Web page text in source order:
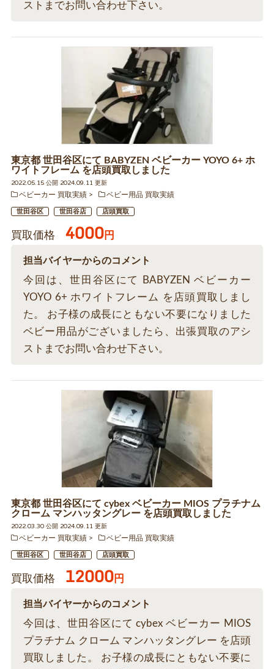
ストまでお問い合わせ下さい。
東京都 世田谷区にて BABYZEN ベビーカー YOYO 6+ ホ
ワイトフレーム を店頭買取しました
2022.05.15 公開 2024.09.11 更新
ベビーカー 買取実績
ベビー用品 買取実績
世田谷区 世田谷店 店頭買取
買取価格 4000円
担当バイヤーからのコメント
今回は、世田谷区にて BABYZEN ベビーカー
YOYO 6+ ホワイトフレーム を店頭買取しまし
た。 お子様の成長にともない不要になりました
ベビー用品がございましたら、出張買取のアシ
ストまでお問い合わせ下さい。
東京都 世田谷区にて cybex ベビーカー MIOS プラチナム
クローム マンハッタングレー を店頭買取しました
2022.03.30 公開 2024.09.11 更新
ベビーカー 買取実績
ベビー用品 買取実績
世田谷区 世田谷店 店頭買取
買取価格 12000円
担当バイヤーからのコメント
今回は、世田谷区にて cybex ベビーカー MIOS
プラチナム クローム マンハッタングレー を店頭
買取しました。 お子様の成長にともない不要に